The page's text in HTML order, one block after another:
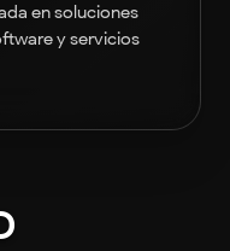
en soluciones
y servicios